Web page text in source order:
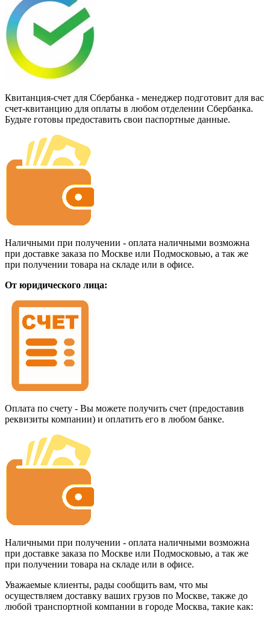
Квитанция-счет для Сбербанка - менеджер подготовит для вас
счет-квитанцию для оплаты в любом отделении Сбербанка.
Будьте готовы предоставить свои паспортные данные.
Наличными при получении - оплата наличными возможна
при доставке заказа по Москве или Подмосковью, а так же
при получении товара на складе или в офисе.
От юридического лица:
Оплата по счету - Вы можете получить счет (предоставив
реквизиты компании) и оплатить его в любом банке.
Наличными при получении - оплата наличными возможна
при доставке заказа по Москве или Подмосковью, а так же
при получении товара на складе или в офисе.
Уважаемые клиенты, рады сообщить вам, что мы
осуществляем доставку ваших грузов по Москве, также до
любой транспортной компании в городе Москва, такие как: